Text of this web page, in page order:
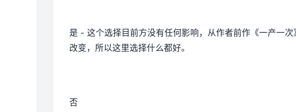
是 - 这个选择目前方没有任何影响，从作者前作《一产一
改变，所以这里选择什么都好。
否